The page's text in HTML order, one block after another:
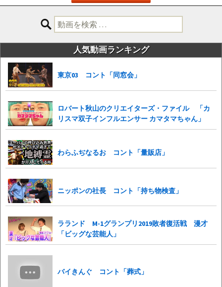
検
索:
人気動画ランキング
東京03 コント「同窓会」
ロバート秋山のクリエイターズ・ファイル 「カ
リスマ双子インフルエンサー カマタマちゃん」
わらふぢなるお コント「量販店」
ニッポンの社長 コント「持ち物検査」
ラランド M-1グランプリ2019敗者復活戦 漫才
「ビッグな芸能人」
バイきんぐ コント「葬式」